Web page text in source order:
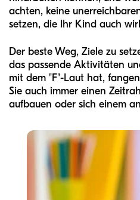
achten, keine
setzen, die Ihr Kind auch
Der beste Weg, Ziele zu
das passende Aktivitäten
mit dem "F"-Laut hat,
Sie auch immer einen
aufbauen oder sich einem